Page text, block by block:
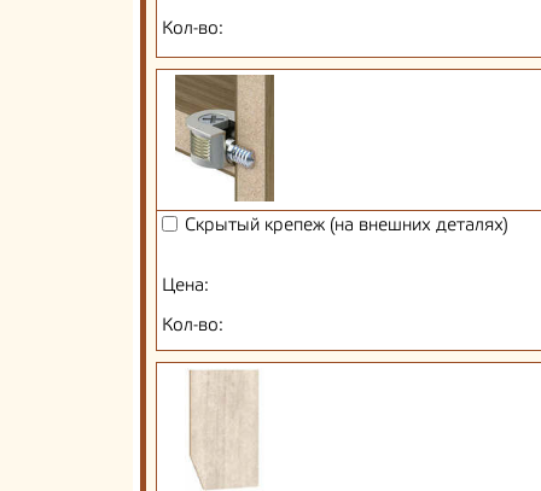
Кол-во:
Скрытый крепеж (на внешних деталях)
Цена:
Кол-во: